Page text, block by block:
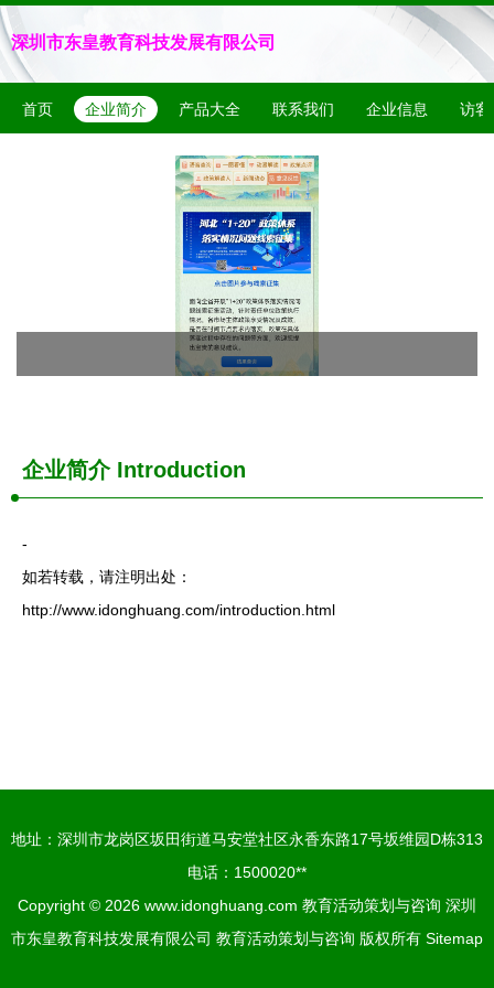
深圳市东皇教育科技发展有限公司
首页 企业简介 产品大全 联系我们 企业信息 访客
企业简介 Introduction
-
如若转载，请注明出处：
http://www.idonghuang.com/introduction.html
地址：深圳市龙岗区坂田街道马安堂社区永香东路17号坂维园D栋313
电话：1500020**
Copyright © 2026 www.idonghuang.com 教育活动策划与咨询 深圳
市东皇教育科技发展有限公司 教育活动策划与咨询 版权所有 Sitemap